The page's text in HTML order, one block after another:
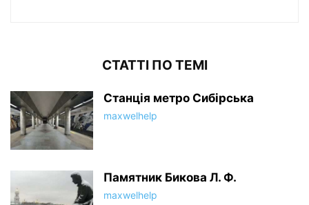
СТАТТІ ПО ТЕМІ
Станція метро Сибірська
maxwelhelp
Памятник Бикова Л. Ф.
maxwelhelp